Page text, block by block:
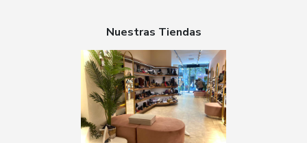
Nuestras Tiendas